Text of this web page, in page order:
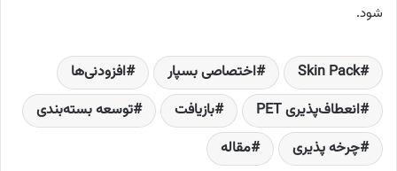
شود.
Skin Pack اختصاصی بسپار
افزودنی‌ها
انعطاف‌پذیری PET
بازیافت
توسعه بسته‌بندی
چرخه پذیری
مقاله